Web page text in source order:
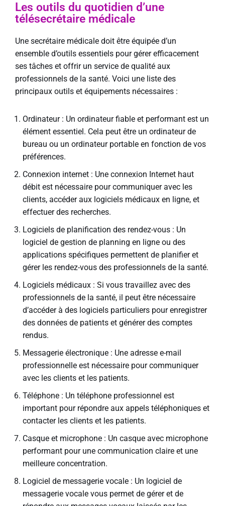
Les outils du quotidien d’une
télésecrétaire médicale
Une secrétaire médicale doit être équipée d’un
ensemble d’outils essentiels pour gérer efficacement
ses tâches et offrir un service de qualité aux
professionnels de la santé. Voici une liste des
principaux outils et équipements nécessaires :
Ordinateur : Un ordinateur fiable et performant est un
élément essentiel. Cela peut être un ordinateur de
bureau ou un ordinateur portable en fonction de vos
préférences.
Connexion internet : Une connexion Internet haut
débit est nécessaire pour communiquer avec les
clients, accéder aux logiciels médicaux en ligne, et
effectuer des recherches.
Logiciels de planification des rendez-vous : Un
logiciel de gestion de planning en ligne ou des
applications spécifiques permettent de planifier et
gérer les rendez-vous des professionnels de la santé.
Logiciels médicaux : Si vous travaillez avec des
professionnels de la santé, il peut être nécessaire
d’accéder à des logiciels particuliers pour enregistrer
des données de patients et générer des comptes
rendus.
Messagerie électronique : Une adresse e-mail
professionnelle est nécessaire pour communiquer
avec les clients et les patients.
Téléphone : Un téléphone professionnel est
important pour répondre aux appels téléphoniques et
contacter les clients et les patients.
Casque et microphone : Un casque avec microphone
performant pour une communication claire et une
meilleure concentration.
Logiciel de messagerie vocale : Un logiciel de
messagerie vocale vous permet de gérer et de